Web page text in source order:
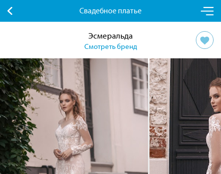
Свадебное платье
Эсмеральда
Смотреть бренд